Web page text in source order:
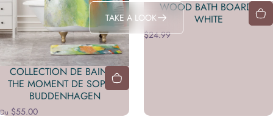
TAKE A LOOK
COLLECTION DE BAIN IN
THE MOMENT DE SOPHIA
BUDDENHAGEN
Du $55.00
WOOD BATH BOARD -
WHITE
$24.99